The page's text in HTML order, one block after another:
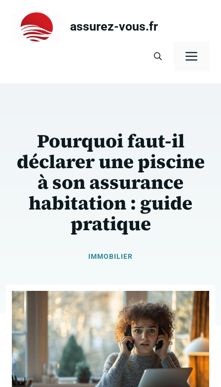
contenu
assurez-vous.fr
Pourquoi faut-il
déclarer une piscine
à son assurance
habitation : guide
pratique
IMMOBILIER